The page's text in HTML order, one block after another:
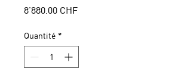
8'880.00 CHFPrix
Quantité *